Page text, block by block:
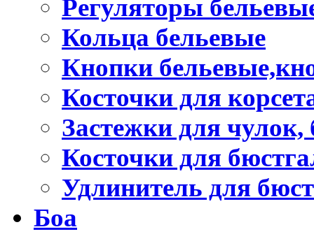
Регуляторы
Кольца бельевые
Кнопки
Косточки для
Застежки для чулок,
Косточки для
Удлинитель для
Боа